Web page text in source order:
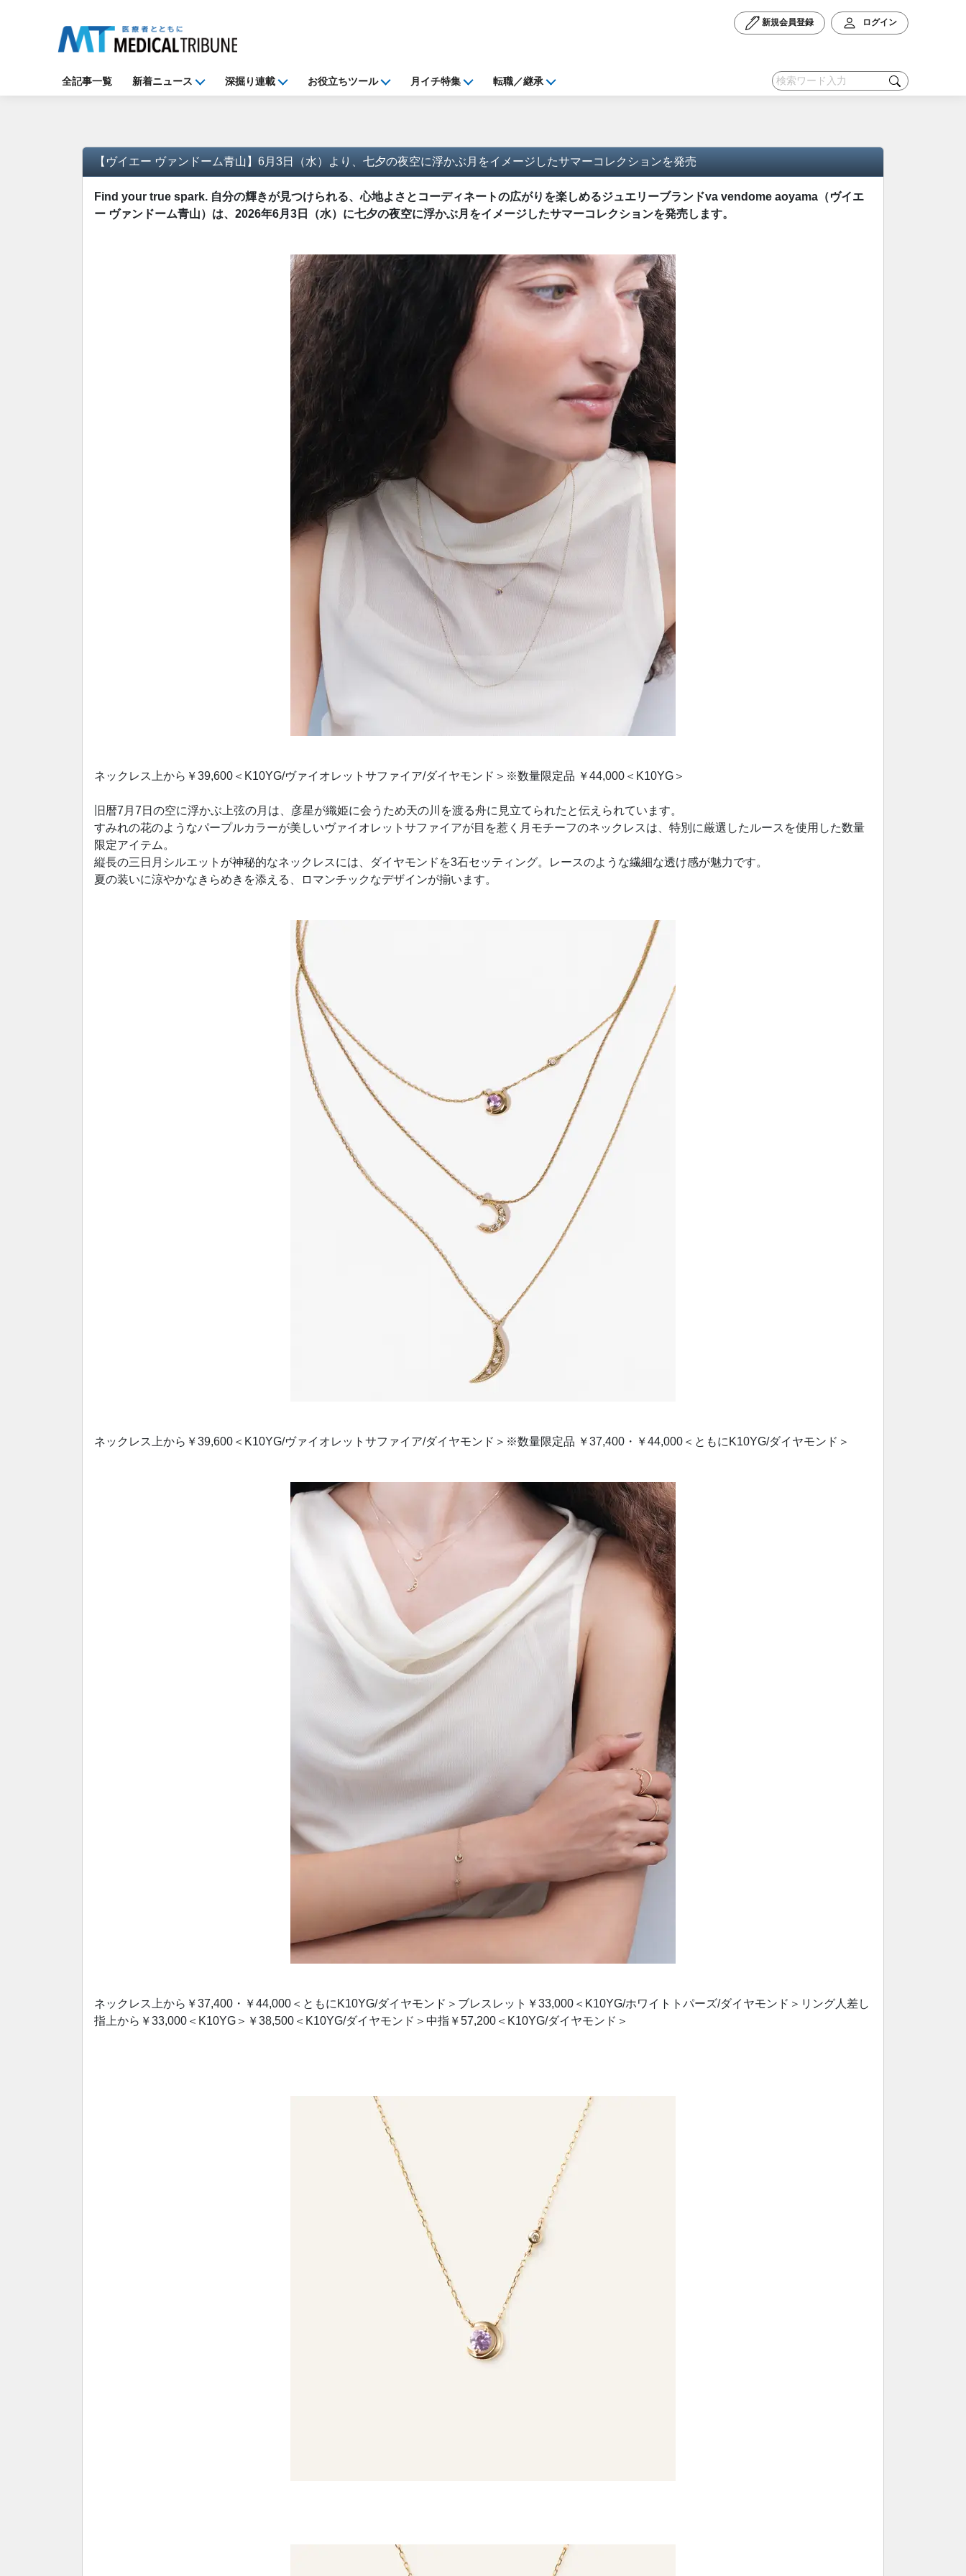
新規会員登録 ログイン
全記事一覧 新着ニュース 深掘り連載 お役立ちツール 月イチ特集 転職／継承
【ヴイエー ヴァンドーム青山】6月3日（水）より、七夕の夜空に浮かぶ月をイメージしたサマーコレクションを発売
Find your true spark. 自分の輝きが見つけられる、心地よさとコーディネートの広がりを楽しめるジュエリーブランドva vendome aoyama（ヴイエ
ー ヴァンドーム青山）は、2026年6月3日（水）に七夕の夜空に浮かぶ月をイメージしたサマーコレクションを発売します。
ネックレス上から￥39,600＜K10YG/ヴァイオレットサファイア/ダイヤモンド＞※数量限定品 ￥44,000＜K10YG＞
旧暦7月7日の空に浮かぶ上弦の月は、彦星が織姫に会うため天の川を渡る舟に見立てられたと伝えられています。
すみれの花のようなパープルカラーが美しいヴァイオレットサファイアが目を惹く月モチーフのネックレスは、特別に厳選したルースを使用した数量
限定アイテム。
縦長の三日月シルエットが神秘的なネックレスには、ダイヤモンドを3石セッティング。レースのような繊細な透け感が魅力です。
夏の装いに涼やかなきらめきを添える、ロマンチックなデザインが揃います。
ネックレス上から￥39,600＜K10YG/ヴァイオレットサファイア/ダイヤモンド＞※数量限定品 ￥37,400・￥44,000＜ともにK10YG/ダイヤモンド＞
ネックレス上から￥37,400・￥44,000＜ともにK10YG/ダイヤモンド＞ブレスレット￥33,000＜K10YG/ホワイトトパーズ/ダイヤモンド＞リング人差し
指上から￥33,000＜K10YG＞￥38,500＜K10YG/ダイヤモンド＞中指￥57,200＜K10YG/ダイヤモンド＞